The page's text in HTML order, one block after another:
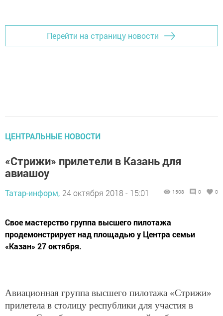
Перейти на страницу новости
ЦЕНТРАЛЬНЫЕ НОВОСТИ
«Стрижи» прилетели в Казань для
авиашоу
Татар-информ, 24 октября 2018 - 15:01 1508 0 0
Свое мастерство группа высшего пилотажа
продемонстрирует над площадью у Центра семьи
«Казан» 27 октября.
Авиационная группа высшего пилотажа «Стрижи»
прилетела в столицу республики для участия в